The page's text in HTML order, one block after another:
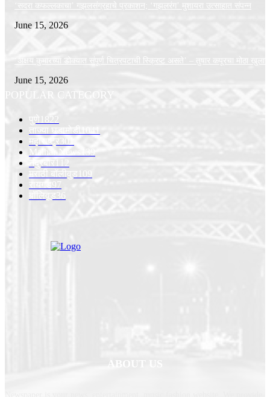
‘सदरा कफल्लकाचा’ गझलसंग्रहाचे प्रकाशन; ‘गझलरंग’ मुशायरा उत्साहात संपन्न
June 15, 2026
‘अक्षय कुमारच्या डोक्यात संपूर्ण चित्रपटाची स्क्रिप्ट असते’ – तुषार कपूरचा मोठा
June 15, 2026
POPULAR CATEGORY
पुणे
1822
ताज्या घडामोडी
महाराष्ट्र
Malhar News
नंदुरबार
मराठी बॉलीवुड
रायगड 97
बॉलिवूड 36
ABOUT US